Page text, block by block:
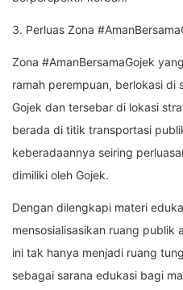
3. Perluas Zona
Zona #AmanBersamaGojek
ramah perempuan, berlokasi di
Gojek dan tersebar di lokasi
berada di titik transportasi
keberadaannya seiring
dimiliki oleh Gojek.
Dengan dilengkapi materi
mensosialisasikan ruang publik
ini tak hanya menjadi ruang
sebagai sarana edukasi bagi